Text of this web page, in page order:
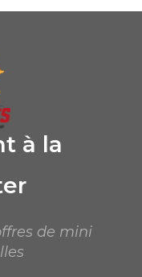
à la
de mini